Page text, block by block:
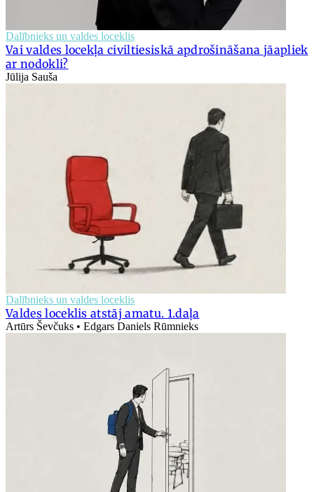
Dalībnieks un valdes loceklis
Vai valdes locekļa civiltiesiskā apdrošināšana jāapliek
ar nodokli?
Jūlija Sauša
Dalībnieks un valdes loceklis
Valdes loceklis atstāj amatu. 1.daļa
Artūrs Ševčuks • Edgars Daniels Rūmnieks